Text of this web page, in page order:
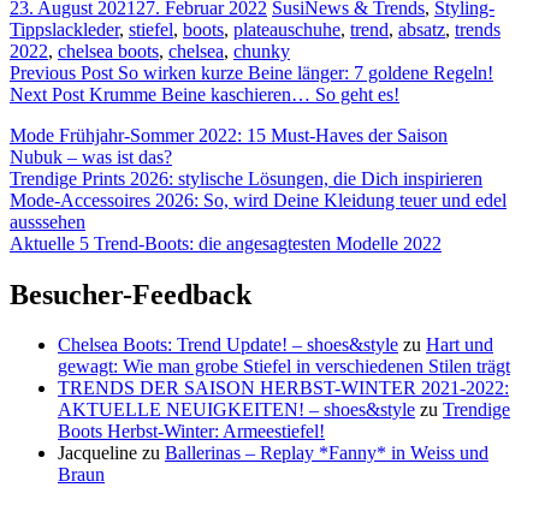
23. August 2021 27. Februar 2022 SusiNews & Trends, Styling-
Tippslackleder, stiefel, boots, plateauschuhe, trend, absatz, trends
2022, chelsea boots, chelsea, chunky
Beitragsnavigation
Previous Post So wirken kurze Beine länger: 7 goldene Regeln!
Next Post Krumme Beine kaschieren… So geht es!
Mode Frühjahr-Sommer 2022: 15 Must-Haves der Saison
Nubuk – was ist das?
Trendige Prints 2026: stylische Lösungen, die Dich inspirieren
Mode-Accessoires 2026: So, wird Deine Kleidung teuer und edel
ausssehen
Aktuelle 5 Trend-Boots: die angesagtesten Modelle 2022
Besucher-Feedback
Chelsea Boots: Trend Update! – shoes&style zu Hart und
gewagt: Wie man grobe Stiefel in verschiedenen Stilen trägt
TRENDS DER SAISON HERBST-WINTER 2021-2022:
AKTUELLE NEUIGKEITEN! – shoes&style zu Trendige
Boots Herbst-Winter: Armeestiefel!
Jacqueline zu Ballerinas – Replay *Fanny* in Weiss und
Braun